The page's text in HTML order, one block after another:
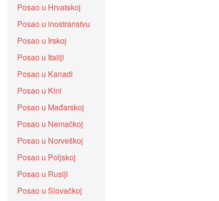
Posao u Hrvatskoj
Posao u inostranstvu
Posao u Irskoj
Posao u Italiji
Posao u Kanadi
Posao u Kini
Posao u Mađarskoj
Posao u Nemačkoj
Posao u Norveškoj
Posao u Poljskoj
Posao u Rusiji
Posao u Slovačkoj